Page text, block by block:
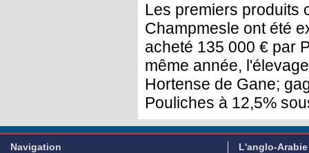
Les premiers produits
Champmesle ont été
acheté 135 000 € par
même année,
Hortense de Gane;
Pouliches à 12,5%
Navigation L'anglo-Arabie